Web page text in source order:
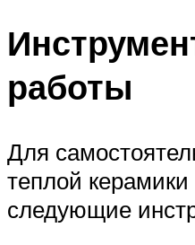
работы
Для
теплой
следующие